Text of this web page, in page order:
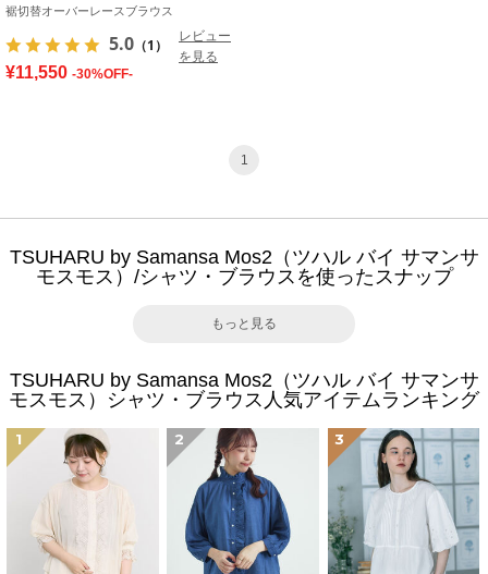
裾切替オーバーレースブラウス
5.0 （1）
レビュー
を見る
¥11,550 -30%OFF-
1
TSUHARU by Samansa Mos2（ツハル バイ サマンサ
モスモス）/シャツ・ブラウスを使ったスナップ
もっと見る
TSUHARU by Samansa Mos2（ツハル バイ サマンサ
モスモス）シャツ・ブラウス人気アイテムランキング
1 2 3